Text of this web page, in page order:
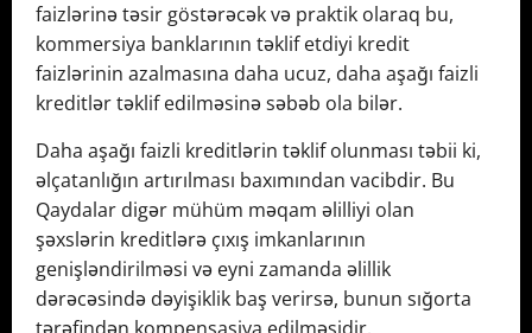
faizlərinə təsir göstərəcək və praktik olaraq bu,
kommersiya banklarının təklif etdiyi kredit
faizlərinin azalmasına daha ucuz, daha aşağı faizli
kreditlər təklif edilməsinə səbəb ola bilər.
Daha aşağı faizli kreditlərin təklif olunması təbii ki,
əlçatanlığın artırılması baxımından vacibdir. Bu
Qaydalar digər mühüm məqam əlilliyi olan
şəxslərin kreditlərə çıxış imkanlarının
genişləndirilməsi və eyni zamanda əlillik
dərəcəsində dəyişiklik baş verirsə, bunun sığorta